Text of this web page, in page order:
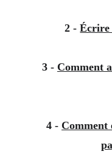
2 - Écrire
3 - Comment
4 - Comment